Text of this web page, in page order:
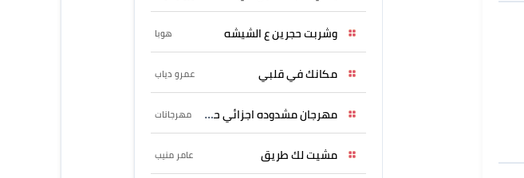
وشربت حجرين ع الشيشه هوبا
مكانك في قلبي عمرو دياب
مهرجان مشدوده اجزائي حربونى مهرجانات
مشيت لك طريق عامر منيب